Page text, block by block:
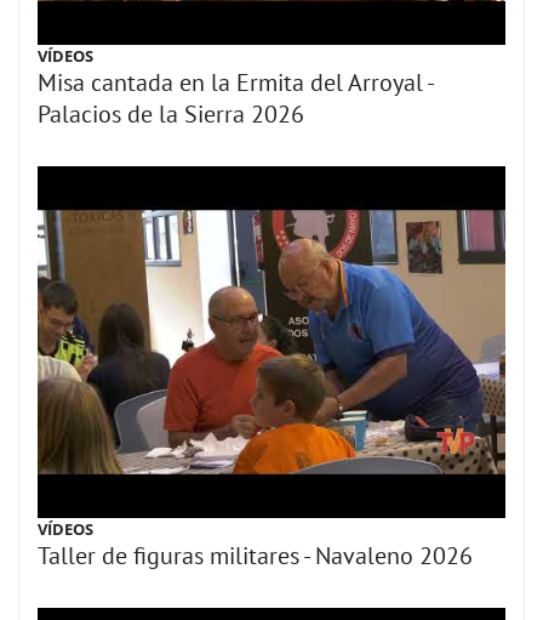
VÍDEOS
Misa cantada en la Ermita del Arroyal -
Palacios de la Sierra 2026
VÍDEOS
Taller de figuras militares - Navaleno 2026